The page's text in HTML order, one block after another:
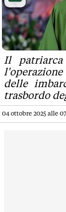
Il patriarca
delle
trasbordo
04 ottobre 2025 alle